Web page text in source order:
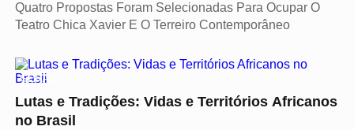
Quatro Propostas Foram Selecionadas Para Ocupar O
Teatro Chica Xavier E O Terreiro Contemporâneo
GERAL
Lutas e Tradições: Vidas e Territórios Africanos
no Brasil